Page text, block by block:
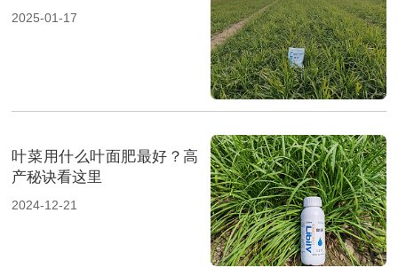
2025-01-17
叶菜用什么叶面肥最好？高
产秘诀看这里
2024-12-21